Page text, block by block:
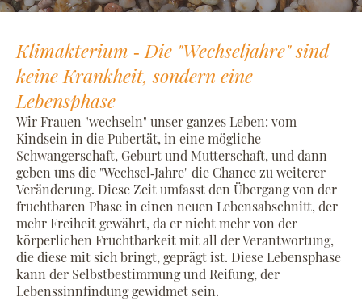
Klimakterium ‐ Die "Wechseljahre" sind
keine Krankheit, sondern eine
Lebensphase
Wir Frauen "wechseln" unser ganzes Leben: vom
Kindsein in die Pubertät, in eine mögliche
Schwangerschaft, Geburt und Mutterschaft, und dann
geben uns die "Wechsel‐Jahre" die Chance zu weiterer
Veränderung. Diese Zeit umfasst den Übergang von der
fruchtbaren Phase in einen neuen Lebensabschnitt, der
mehr Freiheit gewährt, da er nicht mehr von der
körperlichen Fruchtbarkeit mit all der Verantwortung,
die diese mit sich bringt, geprägt ist. Diese Lebensphase
kann der Selbstbestimmung und Reifung, der
Lebenssinnfindung gewidmet sein.